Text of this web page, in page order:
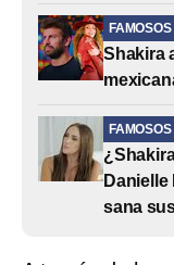
FAMOSOS
Shakira
FAMOSOS
sana